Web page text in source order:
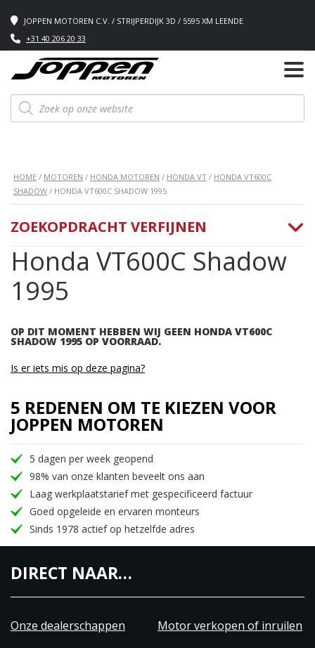
JOPPEN MOTOREN C.V. / STRIJPERDIJK 3D / 5595 XM LEENDE
+31 40 206 20 33
Producten
zoeken
HOME / MOTOREN / HONDA MOTOREN / HONDA VT / HONDA VT600C
SHADOW / HONDA VT600C SHADOW 1995
Honda VT600C Shadow
1995
OP DIT MOMENT HEBBEN WIJ GEEN HONDA VT600C
SHADOW 1995 OP VOORRAAD.
ZOEKOPDRACHT VERFIJNEN
Is er iets mis op deze pagina?
5 REDENEN OM TE KIEZEN VOOR
JOPPEN MOTOREN
5 dagen per week geopend
98% van onze klanten beveelt ons aan
Laag werkplaatstarief met gespecificeerd factuur
Goed opgeleide en ervaren monteurs
Sinds 1978 actief op hetzelfde adres
DIRECT NAAR…
Onze dealerschappen
Motor verkopen of inruilen